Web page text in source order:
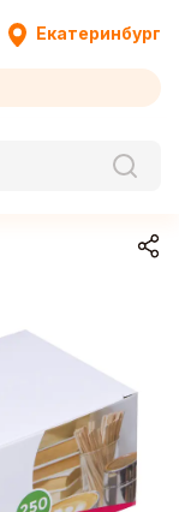
Екатеринбург